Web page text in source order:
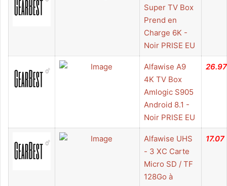
Super TV Box
Prend en
Charge 6K -
Noir PRISE EU
Alfawise A9
4K TV Box
Amlogic S905
Android 8.1 -
Noir PRISE EU
26.97
Alfawise UHS
- 3 XC Carte
Micro SD / TF
128Go à
17.07